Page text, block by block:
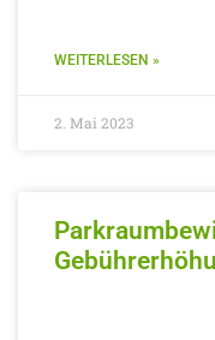
WEITERLESEN »
2. Mai 2023